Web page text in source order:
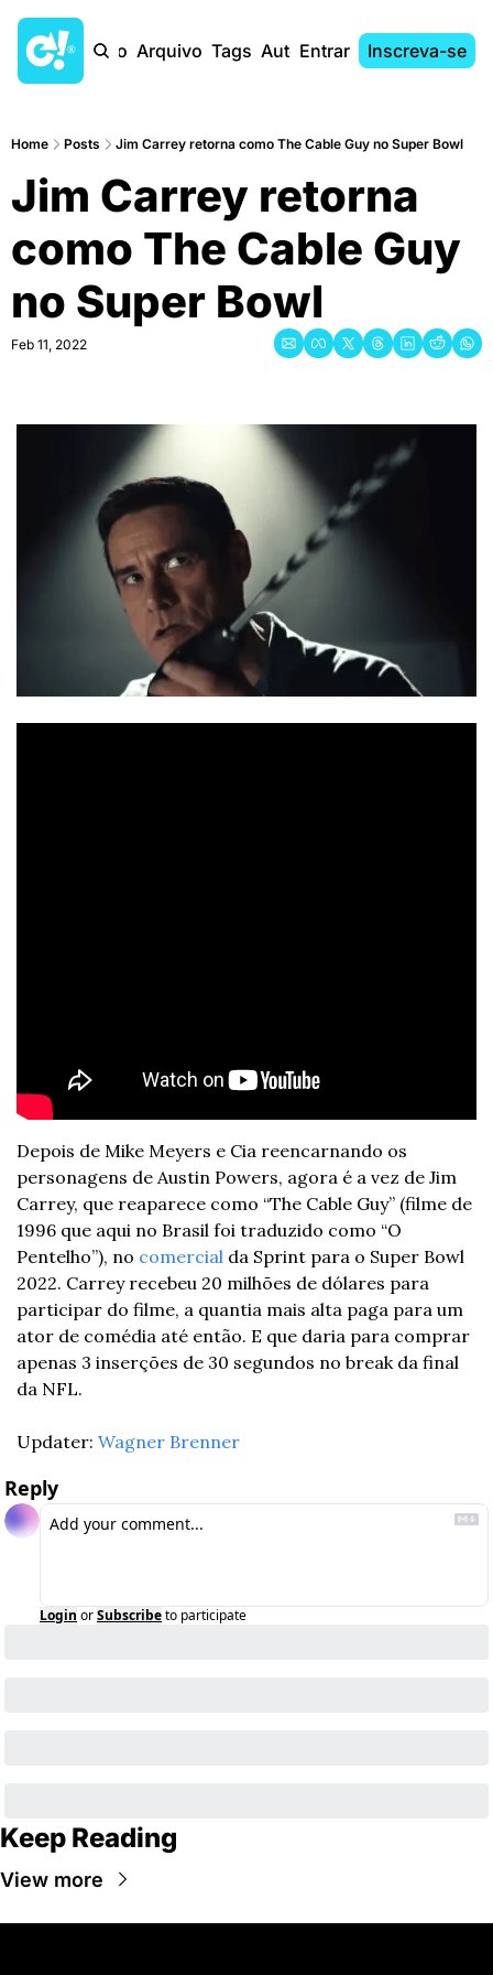
Início Arquivo Tags AutoresEntrar Inscreva-se
Home Posts Jim Carrey retorna como The Cable Guy no Super Bowl
Jim Carrey retorna
como The Cable Guy
no Super Bowl
Feb 11, 2022
Depois de Mike Meyers e Cia reencarnando os
personagens de Austin Powers, agora é a vez de Jim
Carrey, que reaparece como “The Cable Guy” (filme de
1996 que aqui no Brasil foi traduzido como “O
Pentelho”), no comercial da Sprint para o Super Bowl
2022. Carrey recebeu 20 milhões de dólares para
participar do filme, a quantia mais alta paga para um
ator de comédia até então. E que daria para comprar
apenas 3 inserções de 30 segundos no break da final
da NFL.
Updater: Wagner Brenner
Reply
Login orSubscribeto participate
Keep Reading
View more